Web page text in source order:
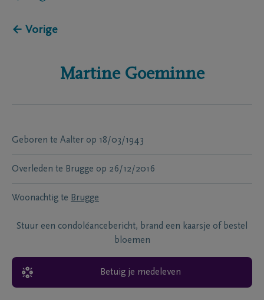
← Vorige
Martine Goeminne
Geboren te Aalter op 18/03/1943
Overleden te Brugge op 26/12/2016
Woonachtig te Brugge
Stuur een condoléancebericht, brand een kaarsje of bestel
bloemen
Betuig je medeleven